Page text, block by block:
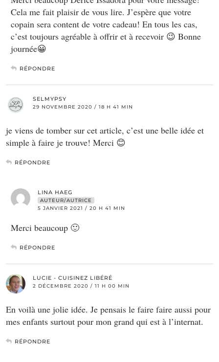
Cela me fait plaisir de vous lire. J’espère que votre
copain sera content de votre cadeau! En tous les cas,
c’est toujours agréable à offrir et à recevoir 😉 Bonne
journée😀
RÉPONDRE
SELMYPSY
29 NOVEMBRE 2020 / 18 H 41 MIN
je viens de tomber sur cet article, c’est une belle idée et
simple à faire je trouve! Merci 😊
RÉPONDRE
LINA HAEG
AUTEUR/AUTRICE
5 JANVIER 2021 / 20 H 41 MIN
Merci beaucoup 🙂
RÉPONDRE
LUCIE - CUISINEZ LIBÉRÉ
2 DÉCEMBRE 2020 / 11 H 00 MIN
En voilà une jolie idée. Je pensais le faire faire aussi pour
mes enfants surtout pour mon grand qui est à l’internat.
RÉPONDRE